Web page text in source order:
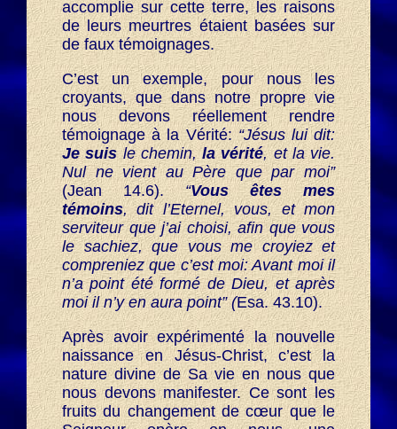
accomplie sur cette terre, les raisons
de leurs meurtres étaient basées sur
de faux témoignages.
C’est un exemple, pour nous les
croyants, que dans notre propre vie
nous devons réellement rendre
témoignage à la Vérité:“Jésus lui dit:
Je suisle chemin,la vérité, et la vie.
Nul ne vient au Père que par moi”
(Jean 14.6).“Vous êtes mes
témoins, dit l’Eternel, vous, et mon
serviteur que j’ai choisi, afin que vous
le sachiez, que vous me croyiez et
compreniez que c’est moi: Avant moi il
n’a point été formé de Dieu, et après
moi il n’y en aura point” (Esa. 43.10).
Après avoir expérimenté la nouvelle
naissance en Jésus-Christ, c’est la
nature divine de Sa vie en nous que
nous devons manifester. Ce sont les
fruits du changement de cœur que le